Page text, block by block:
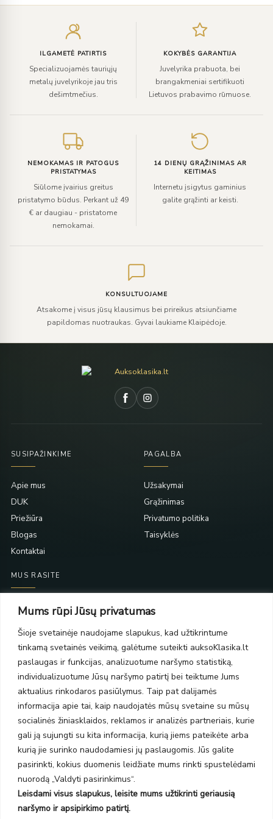
Mums rūpi Jūsų privatumas
Šioje svetainėje naudojame slapukus, kad užtikrintume
tinkamą svetainės veikimą, galėtume suteikti auksoKlasika.lt
paslaugas ir funkcijas, analizuotume naršymo statistiką,
individualizuotume Jūsų naršymo patirtį bei teiktume Jums
aktualius rinkodaros pasiūlymus. Taip pat dalijamės
informacija apie tai, kaip naudojatės mūsų svetaine su mūsų
socialinės žiniasklaidos, reklamos ir analizės partneriais, kurie
gali ją sujungti su kita informacija, kurią jiems pateikėte arba
kurią jie surinko naudodamiesi jų paslaugomis. Jūs galite
pasirinkti, kokius duomenis leidžiate mums rinkti spustelėdami
nuorodą „Valdyti pasirinkimus“.
Leisdami visus slapukus, leisite mums užtikrinti geriausią
naršymo ir apsipirkimo patirtį.
ILGAMETĖ PATIRTIS
Specializuojamės tauriųjų
metalų juvelyrikoje jau tris
dešimtmečius.
KOKYBĖS GARANTIJA
Juvelyrika prabuota, bei
brangakmeniai sertifikuoti
Lietuvos prabavimo rūmuose.
NEMOKAMAS IR PATOGUS
PRISTATYMAS
Siūlome įvairius greitus
pristatymo būdus. Perkant už 49
€ ar daugiau - pristatome
nemokamai.
14 DIENŲ GRĄŽINIMAS AR
KEITIMAS
Internetu įsigytus gaminius
galite grąžinti ar keisti.
KONSULTUOJAME
Atsakome į visus jūsų klausimus bei prireikus atsiunčiame
papildomas nuotraukas. Gyvai laukiame Klaipėdoje.
SUSIPAŽINKIME
Apie mus
DUK
Priežiūra
Blogas
Kontaktai
PAGALBA
Užsakymai
Grąžinimas
Privatumo politika
Taisyklės
MUS RASITE
Taikos pr. 139
PC Molas, Klaipėda
Taikos pr. 141
PC BIG 2, Klaipėda
Šilutės pl. 35
PC Banginis, Klaipėda
NAUJIENLAIŠKIS
Prenumeruokite ir gaukite pasiūlymus, naujienas bei riboto
leidimo kolekcijas.